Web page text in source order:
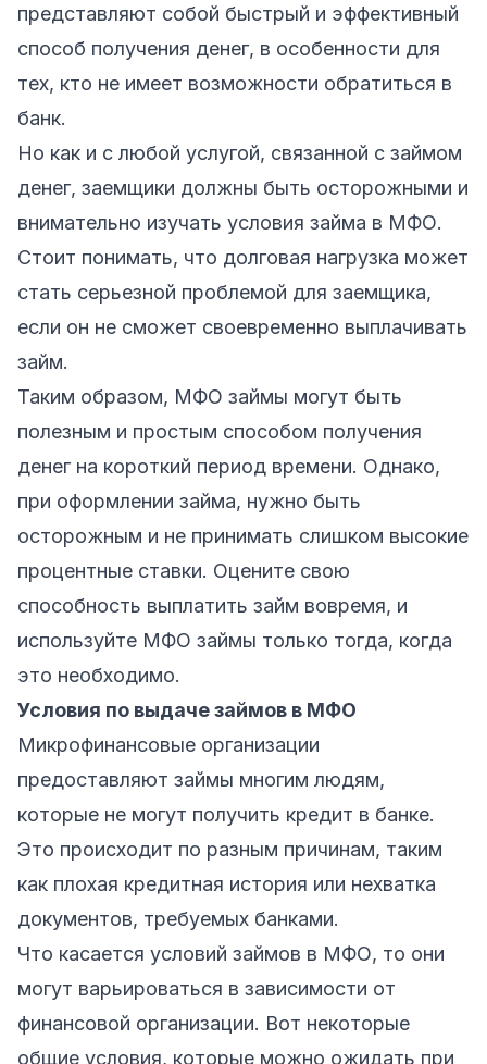
представляют собой быстрый и эффективный
способ получения денег, в особенности для
тех, кто не имеет возможности обратиться в
банк.
Но как и с любой услугой, связанной с займом
денег, заемщики должны быть осторожными и
внимательно изучать условия займа в МФО.
Стоит понимать, что долговая нагрузка может
стать серьезной проблемой для заемщика,
если он не сможет своевременно выплачивать
займ.
Таким образом, МФО займы могут быть
полезным и простым способом получения
денег на короткий период времени. Однако,
при оформлении займа, нужно быть
осторожным и не принимать слишком высокие
процентные ставки. Оцените свою
способность выплатить займ вовремя, и
используйте МФО займы только тогда, когда
это необходимо.
Условия по выдаче займов в МФО
Микрофинансовые организации
предоставляют займы многим людям,
которые не могут получить кредит в банке.
Это происходит по разным причинам, таким
как плохая кредитная история или нехватка
документов, требуемых банками.
Что касается условий займов в МФО, то они
могут варьироваться в зависимости от
финансовой организации. Вот некоторые
общие условия, которые можно ожидать при